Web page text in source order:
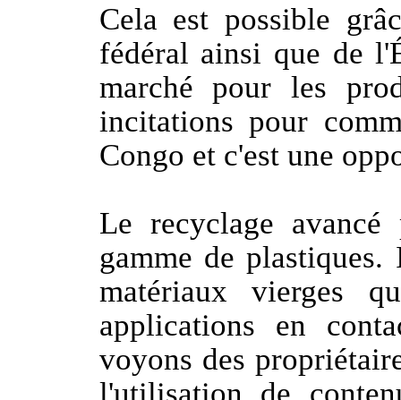
Cela est possible
fédéral ainsi que de
marché pour les
incitations pour
Congo et c'est une
Le recyclage
gamme de
matériaux vierges
applications en
voyons des
l'utilisation de